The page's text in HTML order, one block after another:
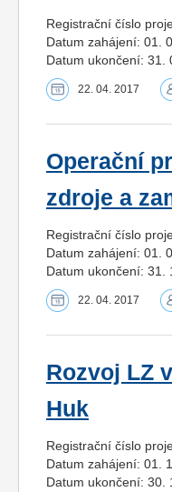
Registrační číslo
Datum zahájení: 01.
Datum ukončení: 31.
22. 04. 2017
Operační
zdroje a
Registrační číslo
Datum zahájení: 01.
Datum ukončení: 31.
22. 04. 2017
Rozvoj LZ
Huk
Registrační číslo
Datum zahájení: 01.
Datum ukončení: 30.